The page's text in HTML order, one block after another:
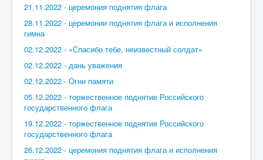
21.11.2022 - церемония поднятия флага
28.11.2022 - церемонии поднятия флага и исполнения
гимна
02.12.2022 - «Спасибо тебе, неизвестный солдат»
02.12.2022 - дань уважения
02.12.2022 - Огни памяти
05.12.2022 - торжественное поднятие Российского
государственного флага
19.12.2022 - торжественное поднятие Российского
государственного флага
26.12.2022 - церемония поднятия флага и исполнения